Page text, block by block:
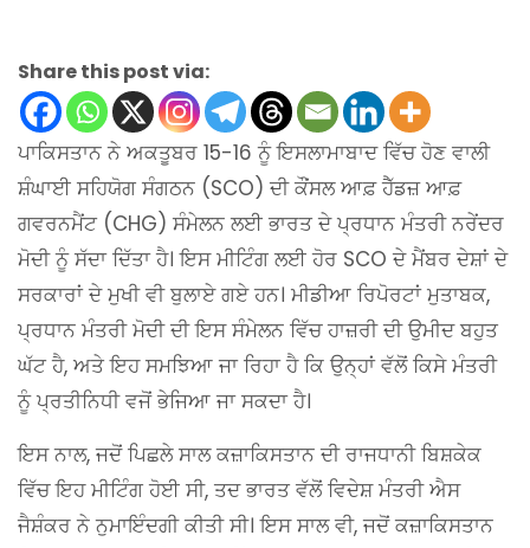
Share this post via:
ਪਾਕਿਸਤਾਨ ਨੇ ਅਕਤੂਬਰ 15-16 ਨੂੰ ਇਸਲਾਮਾਬਾਦ ਵਿੱਚ ਹੋਣ ਵਾਲੀ
ਸ਼ੰਘਾਈ ਸਹਿਯੋਗ ਸੰਗਠਨ (SCO) ਦੀ ਕੌਂਸਲ ਆਫ਼ ਹੈੱਡਜ਼ ਆਫ਼
ਗਵਰਨਮੈਂਟ (CHG) ਸੰਮੇਲਨ ਲਈ ਭਾਰਤ ਦੇ ਪ੍ਰਧਾਨ ਮੰਤਰੀ ਨਰੇਂਦਰ
ਮੋਦੀ ਨੂੰ ਸੱਦਾ ਦਿੱਤਾ ਹੈ। ਇਸ ਮੀਟਿੰਗ ਲਈ ਹੋਰ SCO ਦੇ ਮੈਂਬਰ ਦੇਸ਼ਾਂ ਦੇ
ਸਰਕਾਰਾਂ ਦੇ ਮੁਖੀ ਵੀ ਬੁਲਾਏ ਗਏ ਹਨ। ਮੀਡੀਆ ਰਿਪੋਰਟਾਂ ਮੁਤਾਬਕ,
ਪ੍ਰਧਾਨ ਮੰਤਰੀ ਮੋਦੀ ਦੀ ਇਸ ਸੰਮੇਲਨ ਵਿੱਚ ਹਾਜ਼ਰੀ ਦੀ ਉਮੀਦ ਬਹੁਤ
ਘੱਟ ਹੈ, ਅਤੇ ਇਹ ਸਮਝਿਆ ਜਾ ਰਿਹਾ ਹੈ ਕਿ ਉਨ੍ਹਾਂ ਵੱਲੋਂ ਕਿਸੇ ਮੰਤਰੀ
ਨੂੰ ਪ੍ਰਤੀਨਿਧੀ ਵਜੋਂ ਭੇਜਿਆ ਜਾ ਸਕਦਾ ਹੈ।
ਇਸ ਨਾਲ, ਜਦੋਂ ਪਿਛਲੇ ਸਾਲ ਕਜ਼ਾਕਿਸਤਾਨ ਦੀ ਰਾਜਧਾਨੀ ਬਿਸ਼ਕੇਕ
ਵਿੱਚ ਇਹ ਮੀਟਿੰਗ ਹੋਈ ਸੀ, ਤਦ ਭਾਰਤ ਵੱਲੋਂ ਵਿਦੇਸ਼ ਮੰਤਰੀ ਐਸ
ਜੈਸ਼ੰਕਰ ਨੇ ਨੁਮਾਇੰਦਗੀ ਕੀਤੀ ਸੀ। ਇਸ ਸਾਲ ਵੀ, ਜਦੋਂ ਕਜ਼ਾਕਿਸਤਾਨ